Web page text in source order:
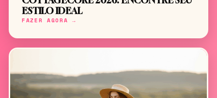
ESTILO IDEAL
FAZER AGORA →